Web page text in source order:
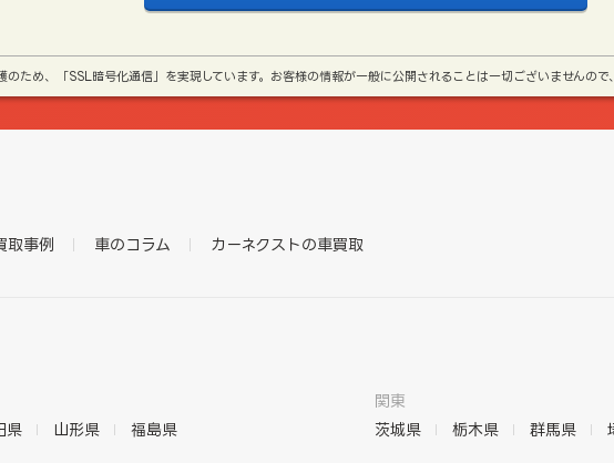
のため、「SSL暗号化通信」を実現しています。お客様の情報が一般に公開されることは一切ございませんの
取事例 車のコラム カーネクストの車買取
県 山形県 福島県
関東
茨城県
栃木県 群馬県